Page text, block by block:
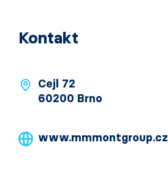
Kontakt
Cejl 72
60200 Brno
www.mmmontgroup.cz